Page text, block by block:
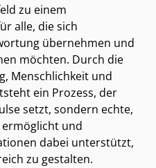
zu einem
alle, die sich
übernehmen und
möchten. Durch die
Menschlichkeit und
ein Prozess, der
setzt, sondern echte,
und
dabei unterstützt,
zu gestalten.